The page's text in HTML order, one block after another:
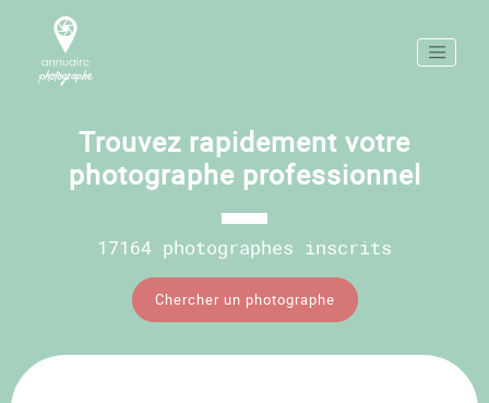
Trouvez rapidement votre
photographe professionnel
17164 photographes inscrits
Chercher un photographe